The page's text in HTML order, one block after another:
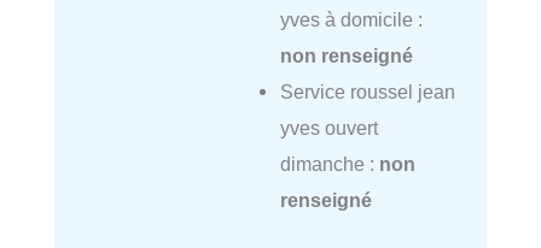
yves à domicile :
non renseigné
Service roussel jean
yves ouvert
dimanche : non
renseigné